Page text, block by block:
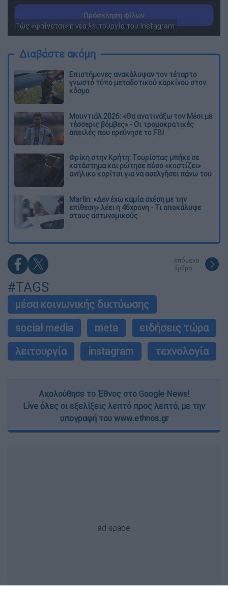
Πώς «φαίνεται» η νέα λειτουργία του Instagram
Διαβάστε ακόμη
Επιστήμονες ανακάλυψαν τον τέταρτο
γνωστό τύπο μεταδοτικού καρκίνου στον
κόσμο
Μουντιάλ 2026: «Θα ανατινάξω τον Μέσι με
τέσσερις βόμβες» - Οι τρομοκρατικές
απειλές που ερεύνησε το FBI
Φρίκη στην Κρήτη: Τουρίστας μπήκε σε
κατάστημα και ρώτησε πόσο «κοστίζει»
ανήλικο κορίτσι για να ασελγήσει πάνω του
Marfin: «Δεν έχω καμία σχέση με την
επίθεση» λέει η 46χρονη - Τι αποκάλυψε
στους αστυνομικούς
επόμενο
άρθρο
#TAGS
μέσα κοινωνικής δικτύωσης
social media
meta
ειδήσεις τώρα
λειτουργία
instagram τεχνολογία
Ακολούθησε το Έθνος στο Google News!
Live όλες οι εξελίξεις λεπτό προς λεπτό, με την
υπογραφή του www.ethnos.gr